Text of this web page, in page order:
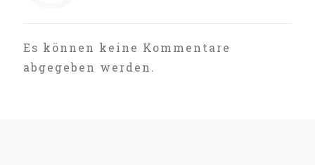
Es können keine Kommentare
abgegeben werden.